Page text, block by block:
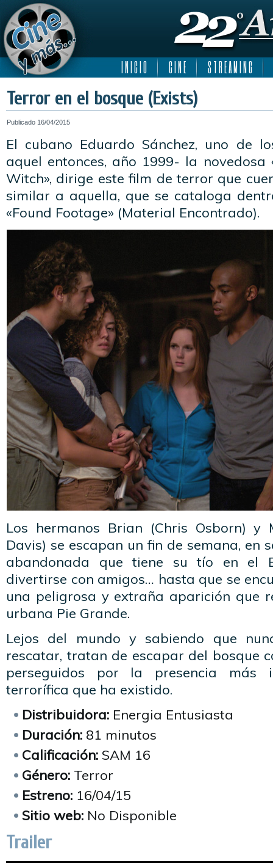
I N I C I O C I N E S T R E A M I N G
Terror en el bosque (Exists)
Publicado 16/04/2015
El cubano Eduardo Sánchez, uno de
aquel entonces, año 1999- la novedosa
Witch», dirige este film de terror que
similar a aquella, que se cataloga
«Found Footage» (Material Encontrado).
Los hermanos Brian (Chris Osborn) y
Davis) se escapan un fin de semana, en
abandonada que tiene su tío en el
divertirse con amigos… hasta que se
una peligrosa y extraña aparición que
urbana Pie Grande.
Lejos del mundo y sabiendo que
rescatar, tratan de escapar del bosque
perseguidos por la presencia más
terrorífica que ha existido.
Distribuidora: Energia Entusiasta
Duración: 81 minutos
Calificación: SAM 16
Género: Terror
Estreno: 16/04/15
Sitio web: No Disponible
Trailer